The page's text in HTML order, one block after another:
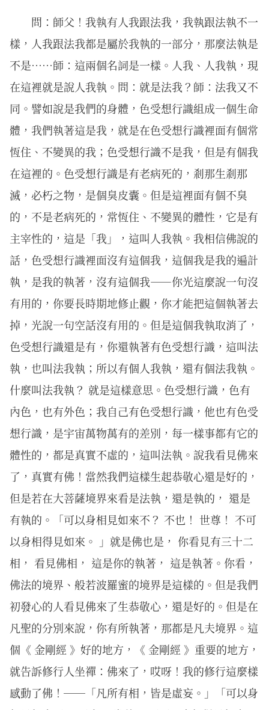
問：師父！我執有人我跟法我，我執跟法執不一
樣，人我跟法我都是屬於我執的一部分，那麼法執是
不是……師：這兩個名詞是一樣。人我、人我執，現
在這裡就是說人我執。問：就是法我？師：法我又不
同。譬如說是我們的身體，色受想行識組成一個生命
體，我們執著這是我，就是在色受想行識裡面有個常
恆住、不變異的我；色受想行識不是我，但是有個我
在這裡的。色受想行識是有老病死的，剎那生剎那
滅，必朽之物，是個臭皮囊。但是這裡面有個不臭
的，不是老病死的，常恆住、不變異的體性，它是有
主宰性的，這是「我」，這叫人我執。我相信佛說的
話，色受想行識裡面沒有這個我，這個我是我的遍計
執，是我的執著，沒有這個我——你光這麼說一句沒
有用的，你要長時期地修止觀，你才能把這個執著去
掉，光說一句空話沒有用的。但是這個我執取消了，
色受想行識還是有，你還執著有色受想行識，這叫法
執，也叫法我執；所以有個人我執，還有個法我執。
什麼叫法我執？ 就是這樣意思。色受想行識，色有
內色，也有外色；我自己有色受想行識，他也有色受
想行識，是宇宙萬物萬有的差別，每一樣事都有它的
體性的，都是真實不虛的，這叫法執。說我看見佛來
了，真實有佛！當然我們這樣生起恭敬心還是好的，
但是若在大菩薩境界來看是法執，還是執的， 還是
有執的。「可以身相見如來不？ 不也！ 世尊！ 不可
以身相得見如來。 」就是佛也是， 你看見有三十二
相， 看見佛相， 這是你的執著， 這是執著。你看，
佛法的境界、般若波羅蜜的境界是這樣的。但是我們
初發心的人看見佛來了生恭敬心，還是好的。但是在
凡聖的分別來說，你有所執著，那都是凡夫境界。這
個《 金剛經 》好的地方，《 金剛經 》重要的地方，
就告訴修行人坐禪：佛來了，哎呀！我的修行這麼樣
感動了佛！──「凡所有相，皆是虛妄。」「可以身